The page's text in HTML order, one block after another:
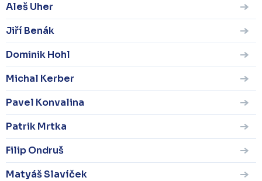
Aleš Uher
Jiří Benák
Dominik Hohl
Michal Kerber
Pavel Konvalina
Patrik Mrtka
Filip Ondruš
Matyáš Slavíček